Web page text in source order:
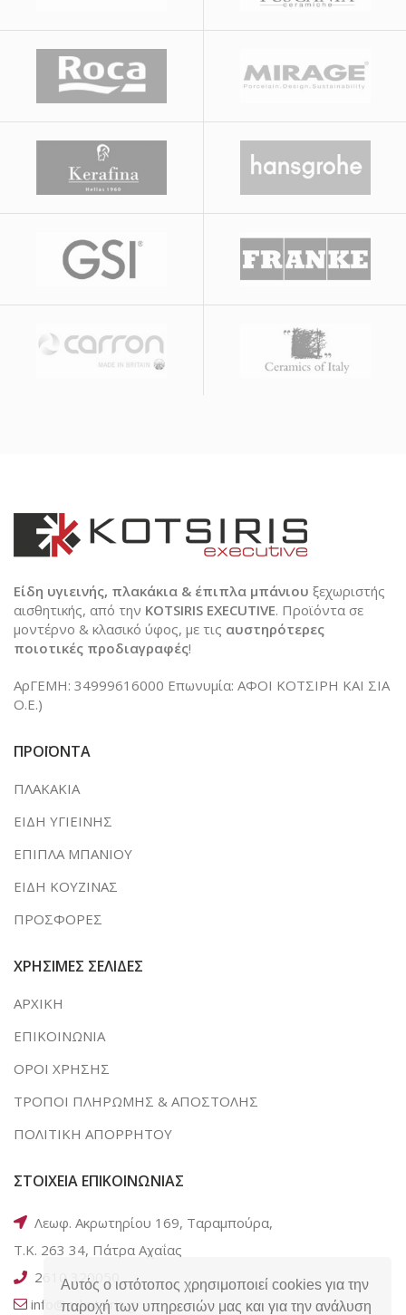
Αυτός ο ιστότοπος χρησιμοποιεί cookies για την
παροχή των υπηρεσιών μας και για την ανάλυση
Είδη υγιεινής, πλακάκια & έπιπλα μπάνιου ξεχωριστής
αισθητικής, από την KOTSIRIS EXECUTIVE. Προϊόντα σε
μοντέρνο & κλασικό ύφος, με τις αυστηρότερες
ποιοτικές προδιαγραφές!
ΑρΓΕΜΗ: 34999616000 Επωνυμία: ΑΦΟΙ ΚΟΤΣΙΡΗ ΚΑΙ ΣΙΑ
Ο.Ε.)
ΠΡΟΪΟΝΤΑ
ΠΛΑΚΑΚΙΑ
ΕΙΔΗ ΥΓΙΕΙΝΗΣ
ΕΠΙΠΛΑ ΜΠΑΝΙΟΥ
ΕΙΔΗ ΚΟΥΖΙΝΑΣ
ΠΡΟΣΦΟΡΕΣ
ΧΡΗΣΙΜΕΣ ΣΕΛΙΔΕΣ
ΑΡΧΙΚΗ
ΕΠΙΚΟΙΝΩΝΙΑ
ΟΡΟΙ ΧΡΗΣΗΣ
ΤΡΟΠΟΙ ΠΛΗΡΩΜΗΣ & ΑΠΟΣΤΟΛΗΣ
ΠΟΛΙΤΙΚΗ ΑΠΟΡΡΗΤΟΥ
ΣΤΟΙΧΕΙΑ ΕΠΙΚΟΙΝΩΝΙΑΣ
Λεωφ. Ακρωτηρίου 169, Ταραμπούρα,
Τ.Κ. 263 34, Πάτρα Αχαΐας
2610 320050
info@e-kotsiris.gr